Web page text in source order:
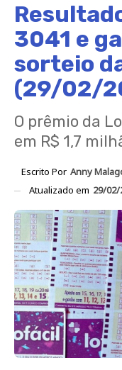
3041 e
sorteio
(29/02/
O prêmio da
em R$ 1,7
Escrito Por Anny
Atualizado em 29/02/